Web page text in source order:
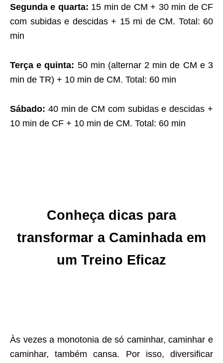
Segunda e quarta: 15 min de CM + 30 min de CF
com subidas e descidas + 15 mi de CM. Total: 60
min
Terça e quinta: 50 min (alternar 2 min de CM e 3
min de TR) + 10 min de CM. Total: 60 min
Sábado: 40 min de CM com subidas e descidas +
10 min de CF + 10 min de CM. Total: 60 min
Conheça dicas para
transformar a Caminhada em
um Treino Eficaz
Às vezes a monotonia de só caminhar, caminhar e
caminhar, também cansa. Por isso, diversificar